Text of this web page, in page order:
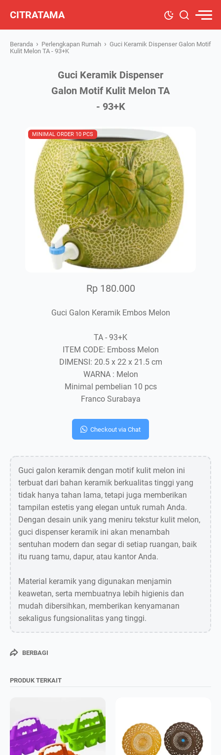
CITRATAMA
Beranda › Perlengkapan Rumah › Guci Keramik Dispenser Galon Motif
Kulit Melon TA - 93+K
Guci Keramik Dispenser
Galon Motif Kulit Melon TA
- 93+K
MINIMAL ORDER 10 PCS
Rp 180.000
Guci Galon Keramik Embos Melon
TA - 93+K
ITEM CODE: Emboss Melon
DIMENSI: 20.5 x 22 x 21.5 cm
WARNA : Melon
Minimal pembelian 10 pcs
Franco Surabaya
Checkout via Chat
Guci galon keramik dengan motif kulit melon ini
terbuat dari bahan keramik berkualitas tinggi yang
tidak hanya tahan lama, tetapi juga memberikan
tampilan estetis yang elegan untuk rumah Anda.
Dengan desain unik yang meniru tekstur kulit melon,
guci dispenser keramik ini akan menambah
sentuhan modern dan segar di setiap ruangan, baik
itu ruang tamu, dapur, atau kantor Anda.
Material keramik yang digunakan menjamin
keawetan, serta membuatnya lebih higienis dan
mudah dibersihkan, memberikan kenyamanan
sekaligus fungsionalitas yang tinggi.
BERBAGI
PRODUK TERKAIT